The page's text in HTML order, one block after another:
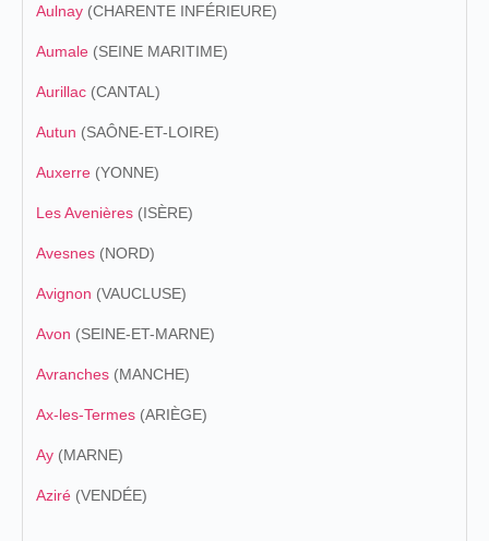
Aulnay (CHARENTE INFÉRIEURE)
Aumale (SEINE MARITIME)
Aurillac (CANTAL)
Autun (SAÔNE-ET-LOIRE)
Auxerre (YONNE)
Les Avenières (ISÈRE)
Avesnes (NORD)
Avignon (VAUCLUSE)
Avon (SEINE-ET-MARNE)
Avranches (MANCHE)
Ax-les-Termes (ARIÈGE)
Ay (MARNE)
Aziré (VENDÉE)